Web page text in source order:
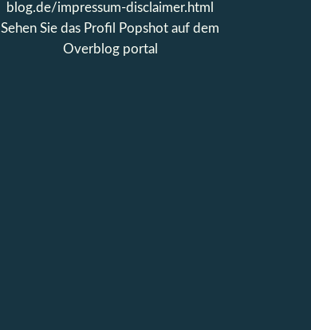
blog.de/impressum-disclaimer.html
Sehen Sie das Profil
Popshot auf dem
Overblog portal